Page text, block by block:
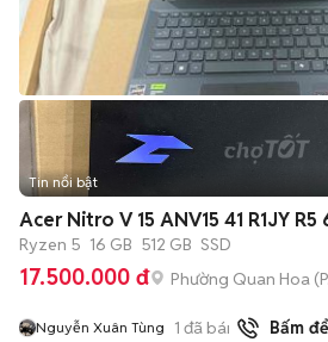
Tin nổi bật
Acer Nitro V 15 ANV15 41 R1JY
Ryzen 5 16 GB 512 GB SSD
17.500.000 đ Phường Quan Hoa (
Nguyễn Xuân Tùng 1 đã bán Bấm